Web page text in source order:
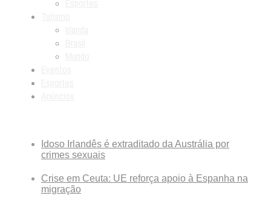
Idoso Irlandês é extraditado da Austrália por
crimes sexuais
Crise em Ceuta: UE reforça apoio à Espanha na
migração